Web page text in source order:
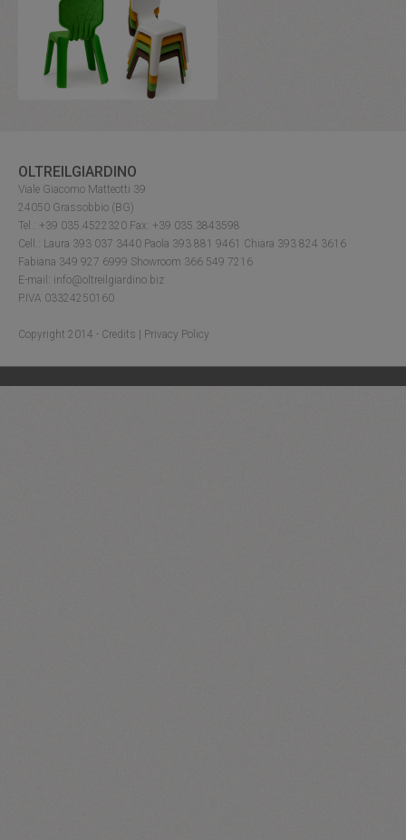
OLTREILGIARDINO
Viale Giacomo Matteotti 39
24050 Grassobbio (BG)
Tel.: +39 035.4522320 Fax: +39 035.3843598
Cell.: Laura 393 037 3440 Paola 393 881 9461 Chiara 393 824 3616
Fabiana 349 927 6999 Showroom 366 549 7216
E-mail: info@oltreilgiardino.biz
P.IVA 03324250160
Copyright 2014 - Credits Privacy Policy